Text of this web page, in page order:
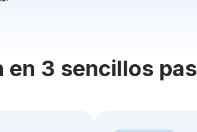
en 3 sencillos